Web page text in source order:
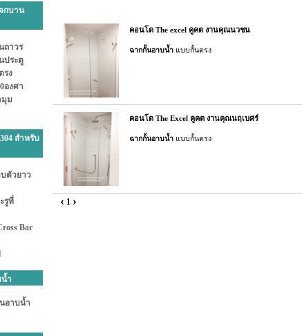
กบาน
ถาวร
ประตู
รง
องศา
มุม
สำหรับ
ตัวยาว
รูที่
Bar
น้ำ
อาบน้ำ
คอนโด The excel คูคต งานคุณนวชน
ฉากกั้นอาบน้ำ แบบกั้นตรง
คอนโด The Excel คูคต งานคุณนฤเบศร์
ฉากกั้นอาบน้ำ แบบกั้นตรง
‹ 1 ›